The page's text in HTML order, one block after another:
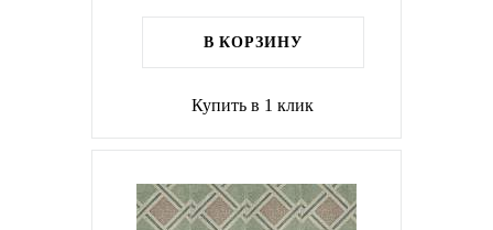
В КОРЗИНУ
Купить в 1 клик